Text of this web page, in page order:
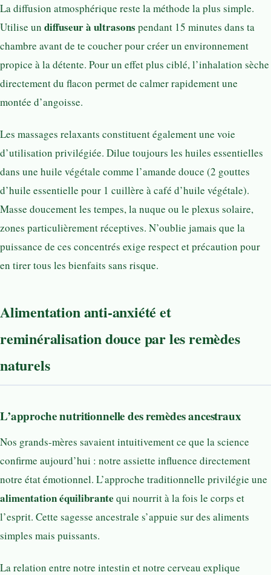
La diffusion atmosphérique reste la méthode la plus simple.
Utilise un diffuseur à ultrasons pendant 15 minutes dans ta
chambre avant de te coucher pour créer un environnement
propice à la détente. Pour un effet plus ciblé, l’inhalation sèche
directement du flacon permet de calmer rapidement une
montée d’angoisse.
Les massages relaxants constituent également une voie
d’utilisation privilégiée. Dilue toujours les huiles essentielles
dans une huile végétale comme l’amande douce (2 gouttes
d’huile essentielle pour 1 cuillère à café d’huile végétale).
Masse doucement les tempes, la nuque ou le plexus solaire,
zones particulièrement réceptives. N’oublie jamais que la
puissance de ces concentrés exige respect et précaution pour
en tirer tous les bienfaits sans risque.
Alimentation anti-anxiété et
reminéralisation douce par les remèdes
naturels
L’approche nutritionnelle des remèdes ancestraux
Nos grands-mères savaient intuitivement ce que la science
confirme aujourd’hui : notre assiette influence directement
notre état émotionnel. L’approche traditionnelle privilégie une
alimentation équilibrante qui nourrit à la fois le corps et
l’esprit. Cette sagesse ancestrale s’appuie sur des aliments
simples mais puissants.
La relation entre notre intestin et notre cerveau explique